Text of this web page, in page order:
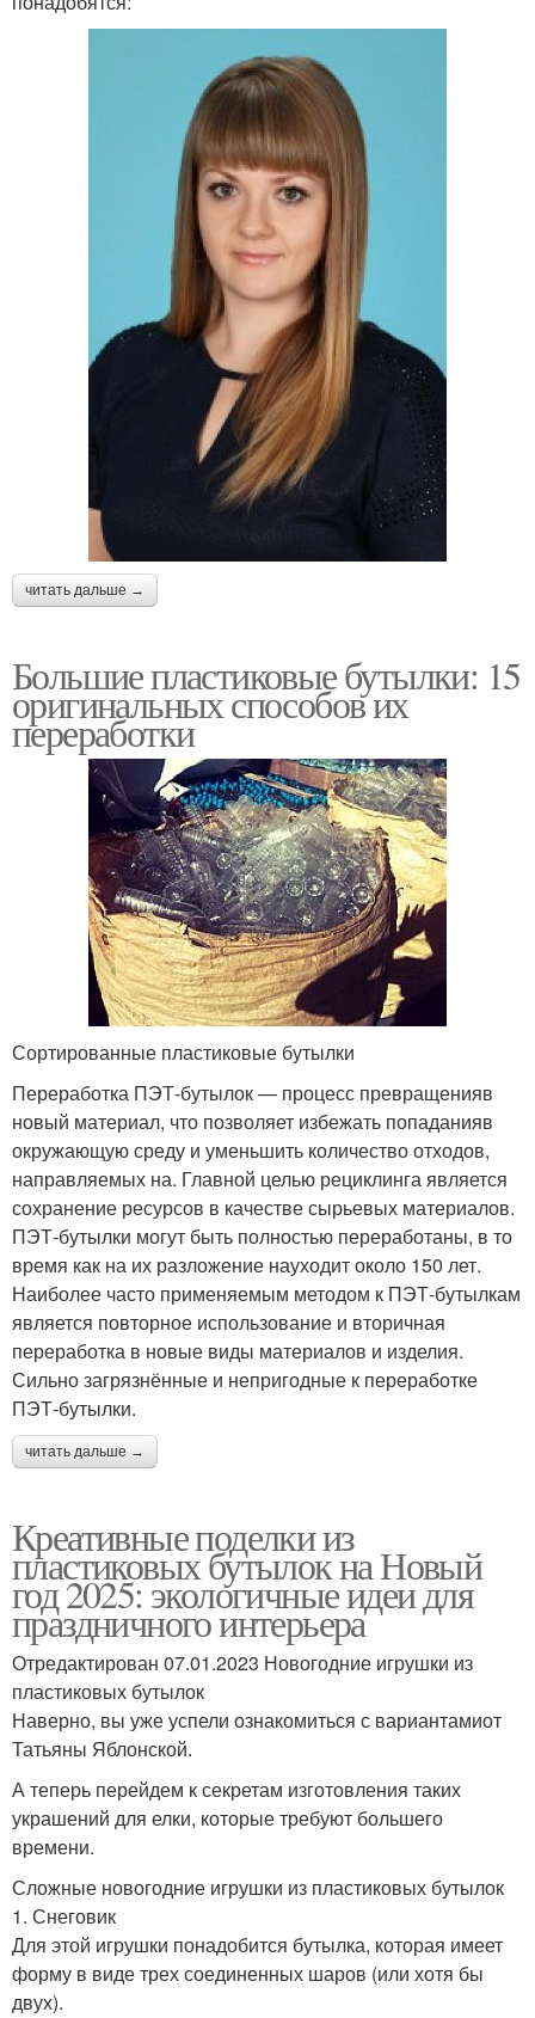
читать дальше →
Большие пластиковые бутылки: 15
оригинальных способов их
переработки
Сортированные пластиковые бутылки
Переработка ПЭТ-бутылок — процесс превращенияв
новый материал, что позволяет избежать попаданияв
окружающую среду и уменьшить количество отходов,
направляемых на. Главной целью рециклинга является
сохранение ресурсов в качестве сырьевых материалов.
ПЭТ-бутылки могут быть полностью переработаны, в то
время как на их разложение науходит около 150 лет.
Наиболее часто применяемым методом к ПЭТ-бутылкам
является повторное использование и вторичная
переработка в новые виды материалов и изделия.
Сильно загрязнённые и непригодные к переработке
ПЭТ-бутылки.
читать дальше →
Креативные поделки из
пластиковых бутылок на Новый
год 2025: экологичные идеи для
праздничного интерьера
Отредактирован 07.01.2023 Новогодние игрушки из
пластиковых бутылок
Наверно, вы уже успели ознакомиться с вариантамиот
Татьяны Яблонской.
А теперь перейдем к секретам изготовления таких
украшений для елки, которые требуют большего
времени.
Сложные новогодние игрушки из пластиковых бутылок
1. Снеговик
Для этой игрушки понадобится бутылка, которая имеет
форму в виде трех соединенных шаров (или хотя бы
двух).